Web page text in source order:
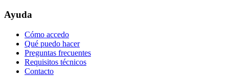
Ayuda
Cómo accedo
Qué puedo hacer
Preguntas frecuentes
Requisitos técnicos
Contacto